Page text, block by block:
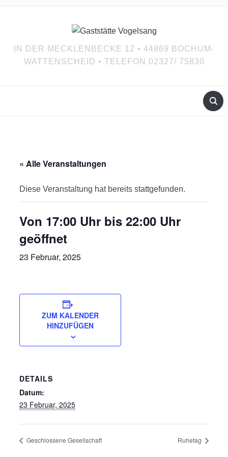
IN DER MECKLENBECKE 12 • 44869 BOCHUM-
WATTENSCHEID • TELEFON 02327/ 75830
« Alle Veranstaltungen
Diese Veranstaltung hat bereits stattgefunden.
Von 17:00 Uhr bis 22:00 Uhr
geöffnet
23 Februar, 2025
ZUM KALENDER
HINZUFÜGEN
DETAILS
Datum:
23 Februar, 2025
Geschlossene Gesellschaft Ruhetag